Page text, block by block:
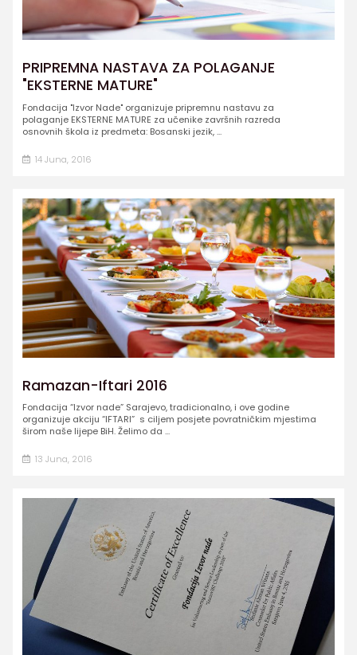
PRIPREMNA NASTAVA ZA POLAGANJE
"EKSTERNE MATURE"
Fondacija "Izvor Nade" organizuje pripremnu nastavu za
polaganje EKSTERNE MATURE za učenike završnih razreda
osnovnih škola iz predmeta: Bosanski jezik, ...
14 Juna, 2016
Ramazan-Iftari 2016
Fondacija “Izvor nade” Sarajevo, tradicionalno, i ove godine
organizuje akciju “IFTARI” s ciljem posjete povratničkim mjestima
širom naše lijepe BiH. Želimo da ...
13 Juna, 2016